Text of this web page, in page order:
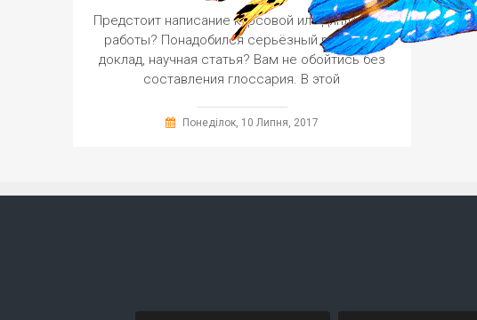
Предстоит написание курсовой или дипломной
работы? Понадобился серьёзный реферат,
доклад, научная статья? Вам не обойтись без
составления глоссария. В этой
Понеділок, 10 Липня, 2017